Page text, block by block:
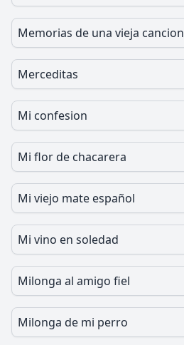
Memorias de una vieja cancion
Merceditas
Mi confesion
Mi flor de chacarera
Mi viejo mate español
Mi vino en soledad
Milonga al amigo fiel
Milonga de mi perro